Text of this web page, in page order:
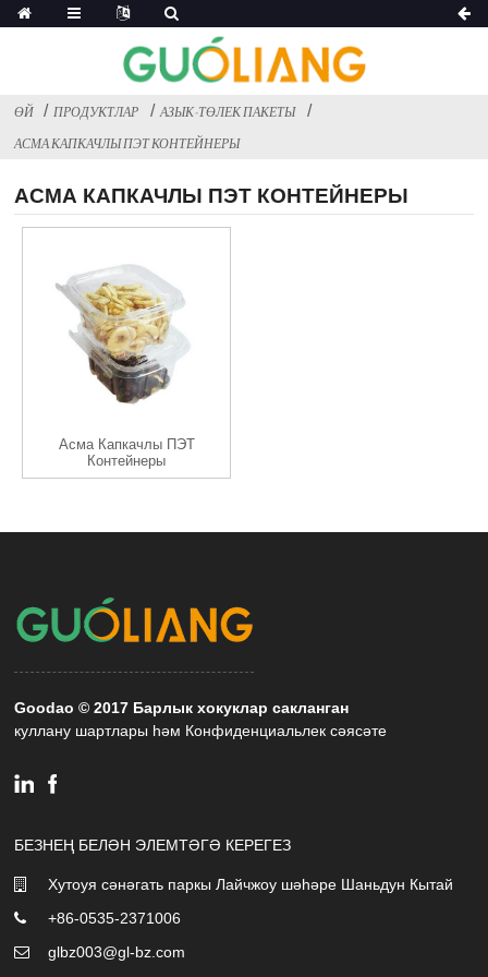
ӨЙ ПРОДУКТЛАР
АЗЫК-ТӨЛЕК ПАКЕТЫ
АСМА КАПКАЧЛЫ ПЭТ КОНТЕЙНЕРЫ
АСМА КАПКАЧЛЫ ПЭТ КОНТЕЙНЕРЫ
Асма Капкачлы ПЭТ
Контейнеры
Goodao © 2017 Барлык хокуклар сакланган
куллану шартлары һәм Конфиденциальлек сәясәте
БЕЗНЕҢ БЕЛӘН ЭЛЕМТӘГӘ КЕРЕГЕЗ
Хутоуя сәнәгать паркы Лайчжоу шәһәре Шаньдун Кытай
+86-0535-2371006
glbz003@gl-bz.com